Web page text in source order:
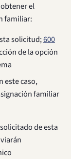
el
familiar:
solicitud;600
de la opción
este caso,
familiar
de esta